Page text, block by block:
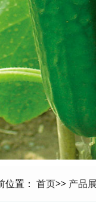
位置： 首页>> 产品